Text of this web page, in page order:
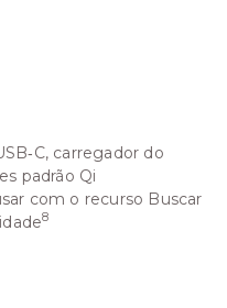
carregador do
padrão Qi
com o recurso Buscar
8